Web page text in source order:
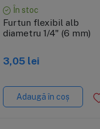
În stoc
Furtun flexibil alb
diametru 1/4" (6 mm)
3,05 lei
Adaugă în coș